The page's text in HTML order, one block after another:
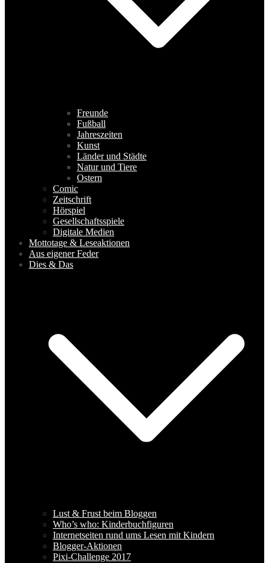
Freunde
Fußball
Jahreszeiten
Kunst
Länder und Städte
Natur und Tiere
Ostern
Comic
Zeitschrift
Hörspiel
Gesellschaftsspiele
Digitale Medien
Mottotage & Leseaktionen
Aus eigener Feder
Dies & Das
Lust & Frust beim Bloggen
Who’s who: Kinderbuchfiguren
Internetseiten rund ums Lesen mit Kindern
Blogger-Aktionen
Pixi-Challenge 2017